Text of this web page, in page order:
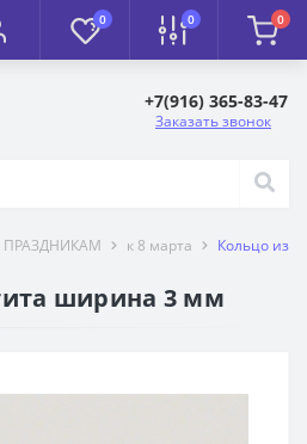
0 0 0
+7(916) 365-83-47
Заказать звонок
ПРАЗДНИКАМ к 8 марта Кольцо из
ширина 3 мм